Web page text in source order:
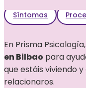
Síntomas
En Prisma
en Bilbao para
que estáis viviendo
relacionaros.